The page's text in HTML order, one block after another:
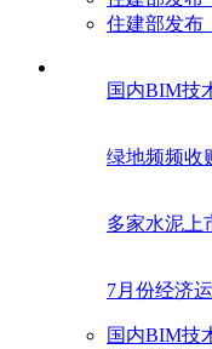
住建部发布
国内BIM技
绿地频频收
多家水泥上
7月份经济
国内BIM技